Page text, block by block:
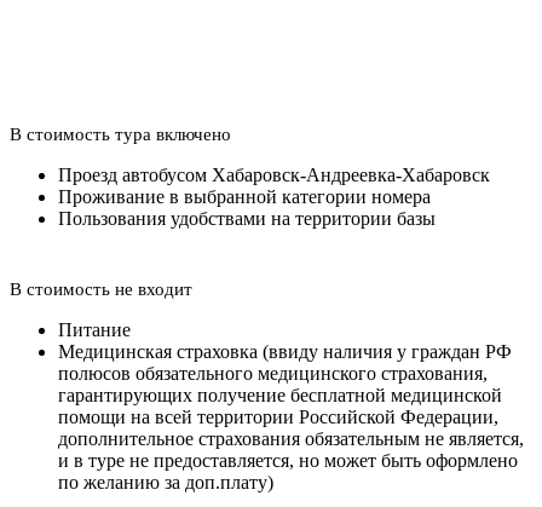
В стоимость тура включено
Проезд автобусом Хабаровск-Андреевка-Хабаровск
Проживание в выбранной категории номера
Пользования удобствами на территории базы
В стоимость не входит
Питание
Медицинская страховка (ввиду наличия у граждан РФ
полюсов обязательного медицинского страхования,
гарантирующих получение бесплатной медицинской
помощи на всей территории Российской Федерации,
дополнительное страхования обязательным не является,
и в туре не предоставляется, но может быть оформлено
по желанию за доп.плату)